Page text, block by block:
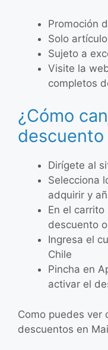
Promoción
Solo
Sujeto a
Visite la
completos
¿Cómo
descuento
Dirígete al
Selecciona
adquirir y
En el carrito
descuento
Ingresa el
Chile
Pincha en
activar el
Como puedes ver
descuentos en